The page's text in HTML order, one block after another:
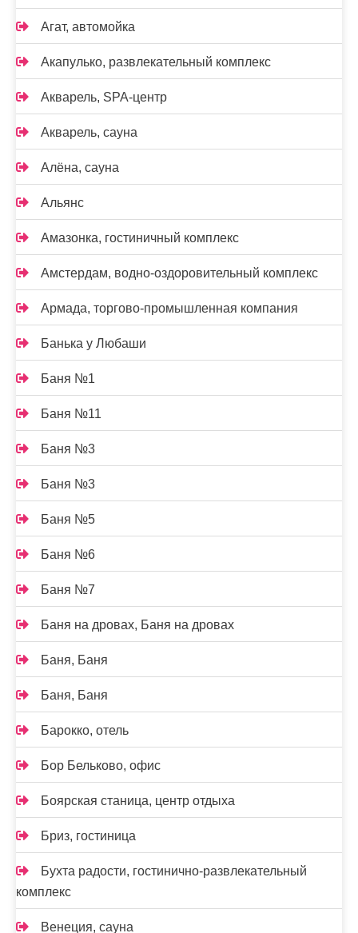
Агат, автомойка
Акапулько, развлекательный комплекс
Акварель, SPA-центр
Акварель, сауна
Алёна, сауна
Альянс
Амазонка, гостиничный комплекс
Амстердам, водно-оздоровительный комплекс
Армада, торгово-промышленная компания
Банька у Любаши
Баня №1
Баня №11
Баня №3
Баня №3
Баня №5
Баня №6
Баня №7
Баня на дровах, Баня на дровах
Баня, Баня
Баня, Баня
Барокко, отель
Бор Бельково, офис
Боярская станица, центр отдыха
Бриз, гостиница
Бухта радости, гостинично-развлекательный
комплекс
Венеция, сауна